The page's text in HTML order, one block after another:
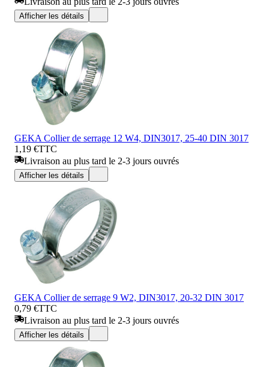
Afficher les détails
GEKA Collier de serrage 12 W4, DIN3017, 25-40 DIN 3017
1,19 €TTC
Livraison au plus tard le 2-3 jours ouvrés
Afficher les détails
GEKA Collier de serrage 9 W2, DIN3017, 20-32 DIN 3017
0,79 €TTC
Livraison au plus tard le 2-3 jours ouvrés
Afficher les détails